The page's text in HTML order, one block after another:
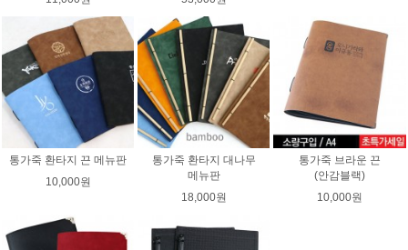
통가죽 환타지 끈 메뉴판
10,000원
통가죽 환타지 대나무
메뉴판
18,000원
통가죽 브라운 끈
(안감블랙)
10,000원